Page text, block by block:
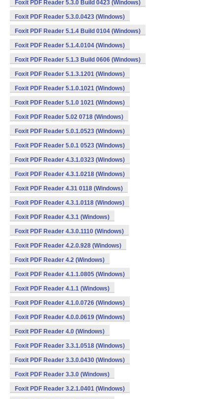
Foxit PDF Reader 5.3.0 Build 0423 (Windows)
Foxit PDF Reader 5.3.0.0423 (Windows)
Foxit PDF Reader 5.1.4 Build 0104 (Windows)
Foxit PDF Reader 5.1.4.0104 (Windows)
Foxit PDF Reader 5.1.3 Build 0606 (Windows)
Foxit PDF Reader 5.1.3.1201 (Windows)
Foxit PDF Reader 5.1.0.1021 (Windows)
Foxit PDF Reader 5.1.0 1021 (Windows)
Foxit PDF Reader 5.02 0718 (Windows)
Foxit PDF Reader 5.0.1.0523 (Windows)
Foxit PDF Reader 5.0.1 0523 (Windows)
Foxit PDF Reader 4.3.1.0323 (Windows)
Foxit PDF Reader 4.3.1.0218 (Windows)
Foxit PDF Reader 4.31 0118 (Windows)
Foxit PDF Reader 4.3.1.0118 (Windows)
Foxit PDF Reader 4.3.1 (Windows)
Foxit PDF Reader 4.3.0.1110 (Windows)
Foxit PDF Reader 4.2.0.928 (Windows)
Foxit PDF Reader 4.2 (Windows)
Foxit PDF Reader 4.1.1.0805 (Windows)
Foxit PDF Reader 4.1.1 (Windows)
Foxit PDF Reader 4.1.0.0726 (Windows)
Foxit PDF Reader 4.0.0.0619 (Windows)
Foxit PDF Reader 4.0 (Windows)
Foxit PDF Reader 3.3.1.0518 (Windows)
Foxit PDF Reader 3.3.0.0430 (Windows)
Foxit PDF Reader 3.3.0 (Windows)
Foxit PDF Reader 3.2.1.0401 (Windows)